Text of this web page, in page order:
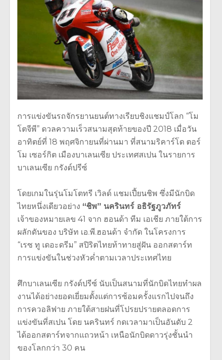
การแข่งขันรถจักรยานยนต์ทางเรียบชิงแชมป์โลก “โม
โตจีพี” ดวลความเร็วสนามสุดท้ายของปี 2018 เมื่อวัน
อาทิตย์ที่ 18 พฤศจิกายนที่ผ่านมา ที่สนามริคาร์โด ตอร์
โม เซอร์กิต เมืองบาเลนเซีย ประเทศสเปน ในรายการ
บาเลนเซีย กรังด์ปรีซ์
โดยเกมในรุ่นโมโตทรี เวิลด์ แชมเปี้ยนชิพ ซึ่งมีนักบิด
ไทยหนึ่งเดียวอย่าง “ชิพ” นครินทร์ อธิรัฐภูวภัทร์
เจ้าของหมายเลข 41 จาก ฮอนด้า ทีม เอเชีย ภายใต้การ
ผลักดันของ บริษัท เอ.พี.ฮอนด้า จำกัด ในโครงการ
“เรซ ทู เดอะดรีม” สปิริตไทยท้าทายสู่ฝัน ออกสตาร์ท
การแข่งขันในช่วงหัวค่ำตามเวลาประเทศไทย
ศึกบาเลนเซีย กรังด์ปรีซ์ นับเป็นสนามที่นักบิดไทยทำผล
งานได้อย่างยอดเยี่ยมตั้งแต่การซ้อมครั้งแรกไปจนถึง
การควอลิฟาย ภายใต้สายฝนที่โปรยปรายตลอดการ
แข่งขันที่สเปน โดย นครินทร์ กดเวลามาเป็นอันดับ 2
ได้ออกสตาร์ทจากแถวหน้า เหนือนักบิดดาวรุ่งชั้นนำ
ของโลกกว่า 30 คน